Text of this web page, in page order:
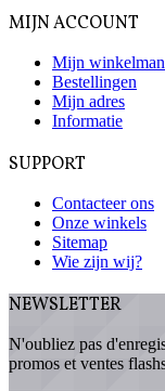
MIJN ACCOUNT
Mijn
Bestellingen
Mijn adres
Informatie
SUPPORT
Contacteer ons
Onze winkels
Sitemap
Wie zijn wij?
NEWSLETTER
N'oubliez pas
promos et ventes